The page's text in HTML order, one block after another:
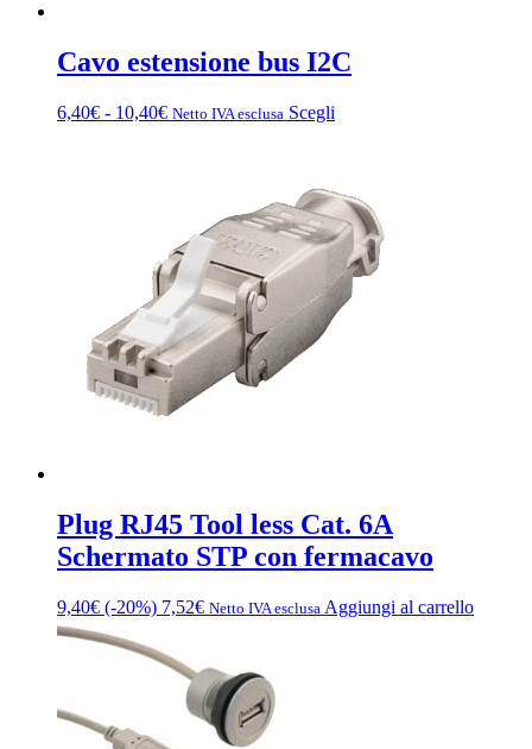
Cavo estensione bus I2C
6,40€ - 10,40€Fascia
10,40€
Netto IVA esclusa Scegli
varianti.
Le
opzioni
possono
essere
scelte
Plug RJ45 Tool less Cat. 6A
Schermato STP con fermacavo
9,40€ (-20%) 7,52€ Netto IVA esclusa Aggiungi al carrello